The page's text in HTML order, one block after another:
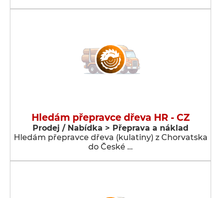
Hledám přepravce dřeva HR - CZ
Prodej / Nabídka > Přeprava a náklad
Hledám přepravce dřeva (kulatiny) z Chorvatska
do České …